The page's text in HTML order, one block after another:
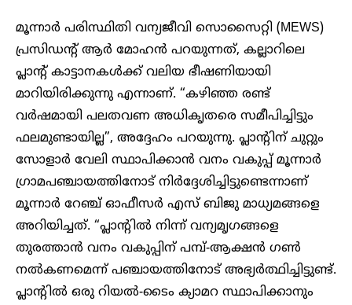
മൂന്നാർ പരിസ്ഥിതി വന്യജീവി സൊസൈറ്റി (MEWS)
പ്രസിഡന്റ് ആർ മോഹൻ പറയുന്നത്, കല്ലാറിലെ
പ്ലാന്റ് കാട്ടാനകൾക്ക് വലിയ ഭീഷണിയായി
മാറിയിരിക്കുന്നു എന്നാണ്. “കഴിഞ്ഞ രണ്ട്
വർഷമായി പലതവണ അധികൃതരെ സമീപിച്ചിട്ടും
ഫലമുണ്ടായില്ല”, അദ്ദേഹം പറയുന്നു. പ്ലാന്റിന് ചുറ്റും
സോളാർ വേലി സ്ഥാപിക്കാൻ വനം വകുപ്പ് മൂന്നാർ
ഗ്രാമപഞ്ചായത്തിനോട് നിർദ്ദേശിച്ചിട്ടുണ്ടെന്നാണ്
മൂന്നാർ റേഞ്ച് ഓഫീസർ എസ് ബിജു മാധ്യമങ്ങളെ
അറിയിച്ചത്. “പ്ലാന്റിൽ നിന്ന് വന്യമൃഗങ്ങളെ
തുരത്താൻ വനം വകുപ്പിന് പമ്പ്-ആക്ഷൻ ഗൺ
നൽകണമെന്ന് പഞ്ചായത്തിനോട് അഭ്യർത്ഥിച്ചിട്ടുണ്ട്.
പ്ലാന്റിൽ ഒരു റിയൽ-ടൈം ക്യാമറ സ്ഥാപിക്കാനും